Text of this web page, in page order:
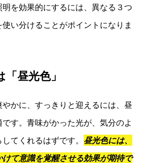
明を効果的にするには、異なる３つ
い分けることがポイントになりま
昼光色」
かに、すっきりと迎えるには、昼
す。青味がかった光が、気分のよ
てくれるはずです。 昼光色には、
て意識を覚醒させる効果が期待で